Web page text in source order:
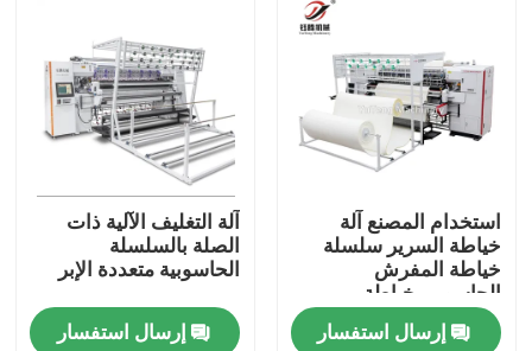
فيديوهات
معلومات عنا
جولة في المعمل
رقابة جودة
استخدام المصنع آلة
خياطة السرير سلسلة
خياطة المفرش
الحاسوبي خياطة
المفرش غطاء آلة
إرسال استفسار
آلة التغليف الآلية ذات
الصلة بالسلسلة
الحاسوبية متعددة الإبر
إرسال استفسار